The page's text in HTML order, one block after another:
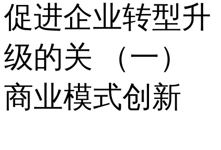
促进企业转型升
级的关 （一）
商业模式创新